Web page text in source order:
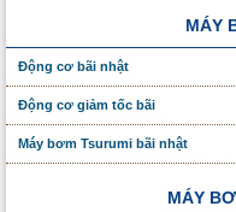
MÁY
Động cơ bãi nhật
Động cơ giảm tốc bãi
Máy bơm Tsurumi bãi nhật
MÁY